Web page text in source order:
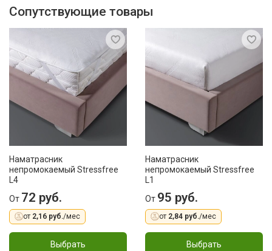
Сопутствующие товары
Наматрасник
непромокаемый Stressfree
L4
От 72 руб.
от 2,16 руб./мес
Выбрать
Наматрасник
непромокаемый Stressfree
L1
От 95 руб.
от 2,84 руб./мес
Выбрать